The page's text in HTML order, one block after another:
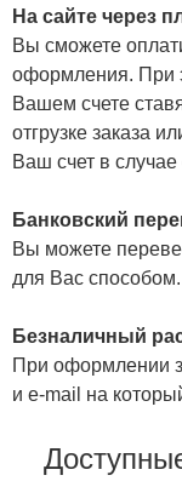
На сайте через
Вы сможете
оформления. При
Вашем счете
отгрузке заказа
Ваш счет в
Банковский
Вы можете
для Вас способом.
Безналичный
При оформлении
и e-mail на